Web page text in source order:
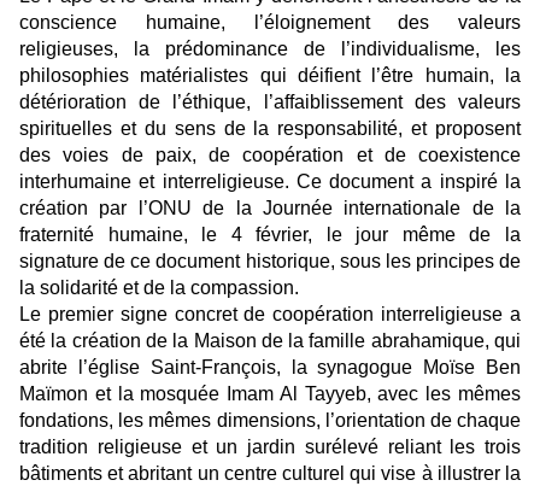
conscience humaine, l’éloignement des valeurs
religieuses, la prédominance de l’individualisme, les
philosophies matérialistes qui déifient l’être humain, la
détérioration de l’éthique, l’affaiblissement des valeurs
spirituelles et du sens de la responsabilité, et proposent
des voies de paix, de coopération et de coexistence
interhumaine et interreligieuse. Ce document a inspiré la
création par l’ONU de la Journée internationale de la
fraternité humaine, le 4 février, le jour même de la
signature de ce document historique, sous les principes de
la solidarité et de la compassion.
Le premier signe concret de coopération interreligieuse a
été la création de la Maison de la famille abrahamique, qui
abrite l’église Saint-François, la synagogue Moïse Ben
Maïmon et la mosquée Imam Al Tayyeb, avec les mêmes
fondations, les mêmes dimensions, l’orientation de chaque
tradition religieuse et un jardin surélevé reliant les trois
bâtiments et abritant un centre culturel qui vise à illustrer la